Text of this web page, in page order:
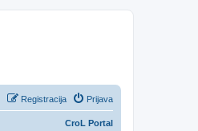
Prijava
Registracija
CroL Portal